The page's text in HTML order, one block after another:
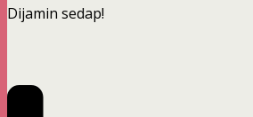
Dijamin sedap!